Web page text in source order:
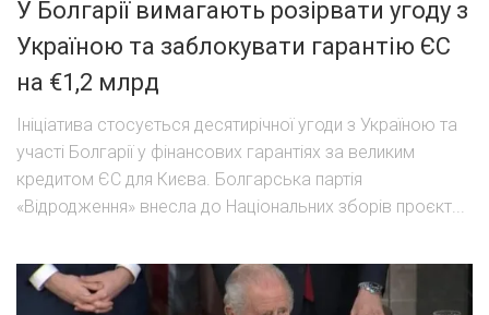
У Болгарії вимагають розірвати угоду з
Україною та заблокувати гарантію ЄС
на €1,2 млрд
Ініціатива стосується десятирічної угоди з Україною та
участі Болгарії у фінансових гарантіях за великим
кредитом ЄС для Києва. Болгарська партія
«Відродження» внесла до Національних зборів проєкт...